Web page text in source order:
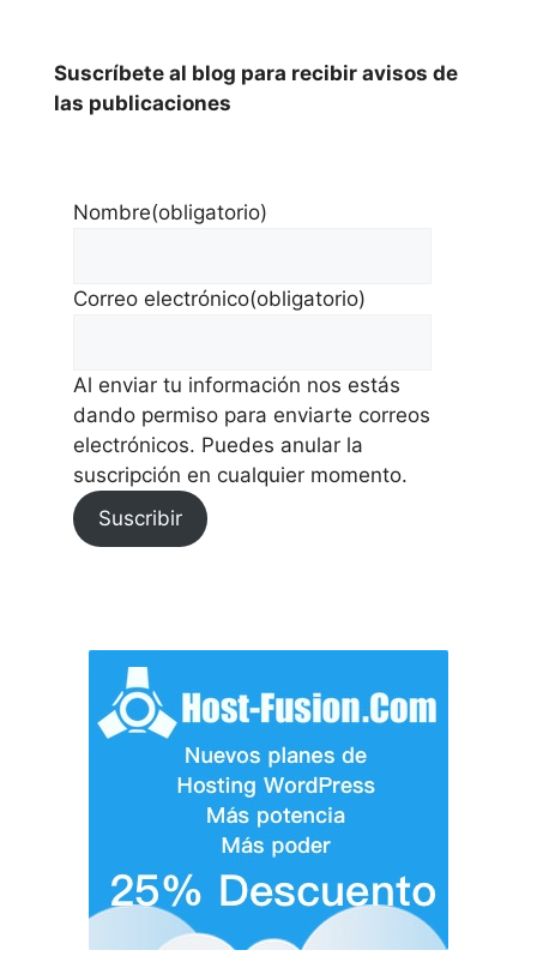
Suscríbete al blog para recibir avisos de
las publicaciones
Nombre(obligatorio)
Correo electrónico(obligatorio)
Al enviar tu información nos estás
dando permiso para enviarte correos
electrónicos. Puedes anular la
suscripción en cualquier momento.
Suscribir